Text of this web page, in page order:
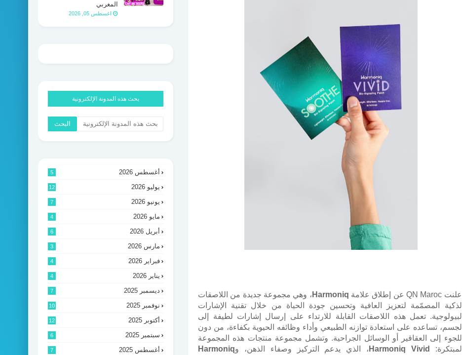
علنت QN Maroc عن إطلاق علامة Harmoniq ، وهي مجموعة جديدة من اللاصقات
الذكية المصمّمة لتعزيز العافية وتحسين جودة الحياة من خلال تقنية الإشارات
البيولوجية. تعمل هذه اللاصقات القابلة للارتداء على إرسال إشارات لطيفة إلى
الجسم، تساعده على استعادة توازنه الطبيعي وأداء وظائفه الحيوية بكفاءة، من دون
اللجوء إلى العقاقير أو الوسائل الجراحية. وتشمل مجموعة منتجات هذه المجموعة
المبتكرة:
Harmoniq Vivid ، الذي يدعم التركيز وصفاء الذهن، وHarmoniq
المغربي
اغسطس 05, 2026
بحث هذه المدونة الإلكترونية
أغسطس 2026 5
يوليو 2026 12
يونيو 2026 7
مايو 2026 4
أبريل 2026 6
مارس 2026 3
فبراير 2026 4
يناير 2026 4
ديسمبر 2025 7
نوفمبر 2025 10
أكتوبر 2025 12
سبتمبر 2025 6
أغسطس 2025 7